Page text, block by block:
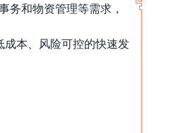
务和物资管理等需求，
本、风险可控的快速发